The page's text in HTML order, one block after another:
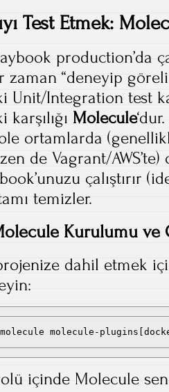
Test Etmek:
production’da
zaman “deneyip
Unit/Integration test
karşılığı Molecule
ortamlarda
de Vagrant/
çalıştırır
temizler.
Kurulumu ve
dahil etmek
molecule-
içinde Molecule